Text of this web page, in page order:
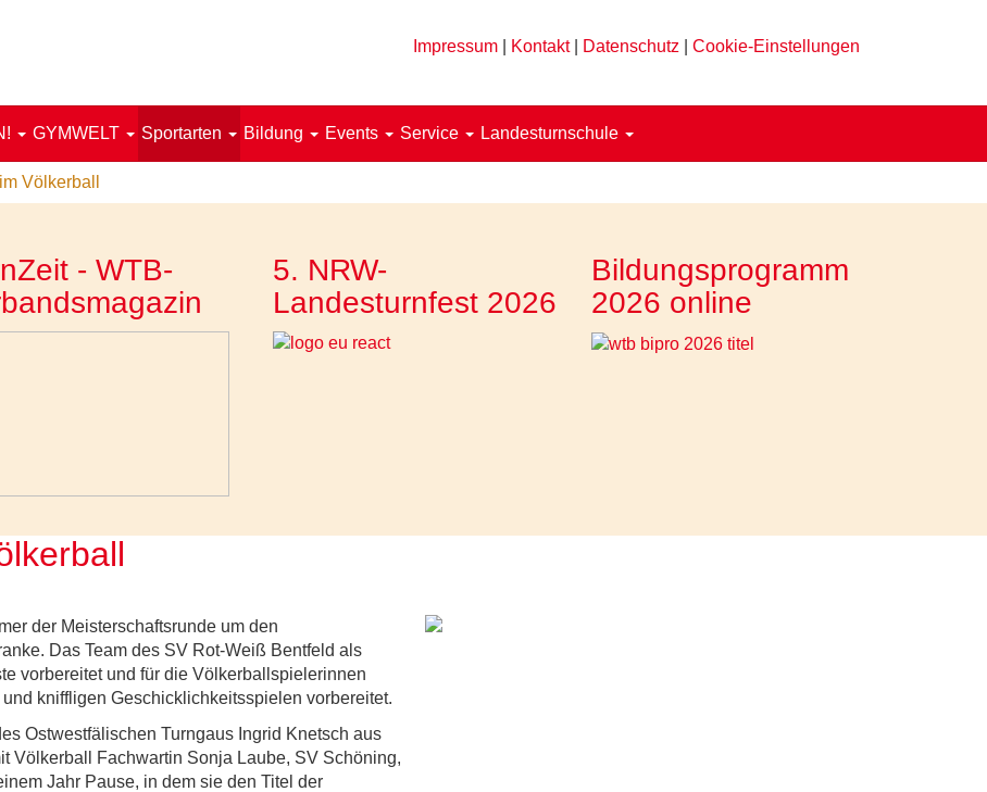
Impressum Kontakt| Datenschutz Cookie-Einstellungen
GYMWELT Sportarten Bildung Events Service Landesturnschule
Völkerball
- WTB-
5. NRW-
Landesturnfest 2026
Bildungsprogramm
2026 online
der Meisterschaftsrunde um den
Das Team des SV Rot-Weiß Bentfeld als
vorbereitet und für die Völkerballspielerinnen
kniffligen Geschicklichkeitsspielen vorbereitet.
Ostwestfälischen Turngaus Ingrid Knetsch aus
Völkerball Fachwartin Sonja Laube, SV Schöning,
Jahr Pause, in dem sie den Titel der